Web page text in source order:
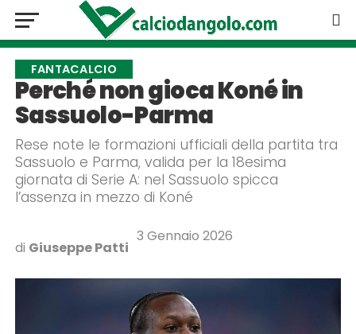
FANTACALCIO
Perché non gioca Koné in
Sassuolo-Parma
Rese note le formazioni ufficiali della partita tra
Sassuolo e Parma, valida per la 18esima
giornata di Serie A: nel Sassuolo spicca
l’assenza in mezzo di Koné
di Giuseppe Patti
3 Gennaio 2026